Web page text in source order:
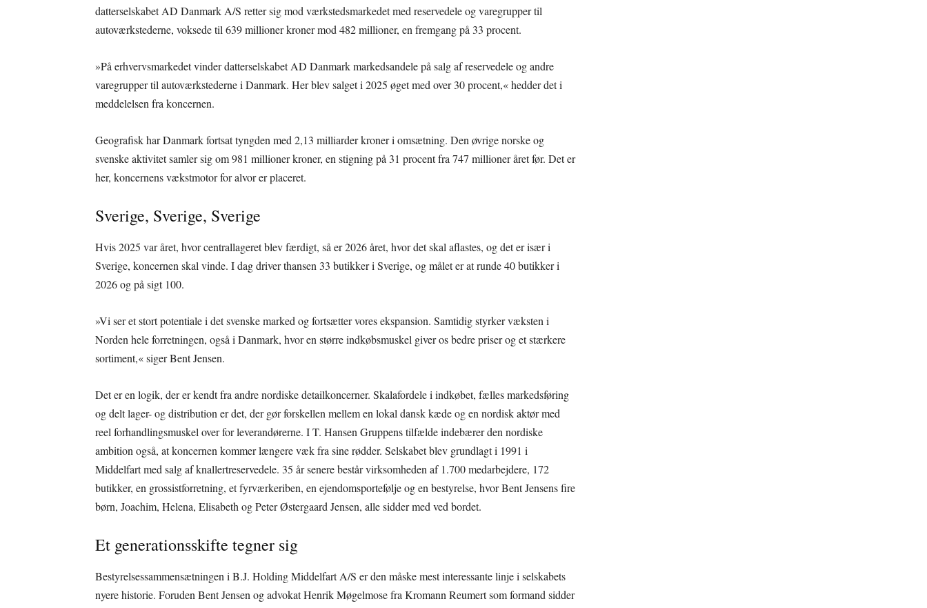
datterselskabet AD Danmark A/S retter sig mod værkstedsmarkedet med reservedele og varegrupper til
autoværkstederne, voksede til 639 millioner kroner mod 482 millioner, en fremgang på 33 procent.
»På erhvervsmarkedet vinder datterselskabet AD Danmark markedsandele på salg af reservedele og andre
varegrupper til autoværkstederne i Danmark. Her blev salget i 2025 øget med over 30 procent,« hedder det i
meddelelsen fra koncernen.
Geografisk har Danmark fortsat tyngden med 2,13 milliarder kroner i omsætning. Den øvrige norske og
svenske aktivitet samler sig om 981 millioner kroner, en stigning på 31 procent fra 747 millioner året før. Det er
her, koncernens vækstmotor for alvor er placeret.
Sverige, Sverige, Sverige
Hvis 2025 var året, hvor centrallageret blev færdigt, så er 2026 året, hvor det skal aflastes, og det er især i
Sverige, koncernen skal vinde. I dag driver thansen 33 butikker i Sverige, og målet er at runde 40 butikker i
2026 og på sigt 100.
»Vi ser et stort potentiale i det svenske marked og fortsætter vores ekspansion. Samtidig styrker væksten i
Norden hele forretningen, også i Danmark, hvor en større indkøbsmuskel giver os bedre priser og et stærkere
sortiment,« siger Bent Jensen.
Det er en logik, der er kendt fra andre nordiske detailkoncerner. Skalafordele i indkøbet, fælles markedsføring
og delt lager- og distribution er det, der gør forskellen mellem en lokal dansk kæde og en nordisk aktør med
reel forhandlingsmuskel over for leverandørerne. I T. Hansen Gruppens tilfælde indebærer den nordiske
ambition også, at koncernen kommer længere væk fra sine rødder. Selskabet blev grundlagt i 1991 i
Middelfart med salg af knallertreservedele. 35 år senere består virksomheden af 1.700 medarbejdere, 172
butikker, en grossistforretning, et fyrværkeriben, en ejendomsportefølje og en bestyrelse, hvor Bent Jensens fire
børn, Joachim, Helena, Elisabeth og Peter Østergaard Jensen, alle sidder med ved bordet.
Et generationsskifte tegner sig
Bestyrelsessammensætningen i B.J. Holding Middelfart A/S er den måske mest interessante linje i selskabets
nyere historie. Foruden Bent Jensen og advokat Henrik Møgelmose fra Kromann Reumert som formand sidder